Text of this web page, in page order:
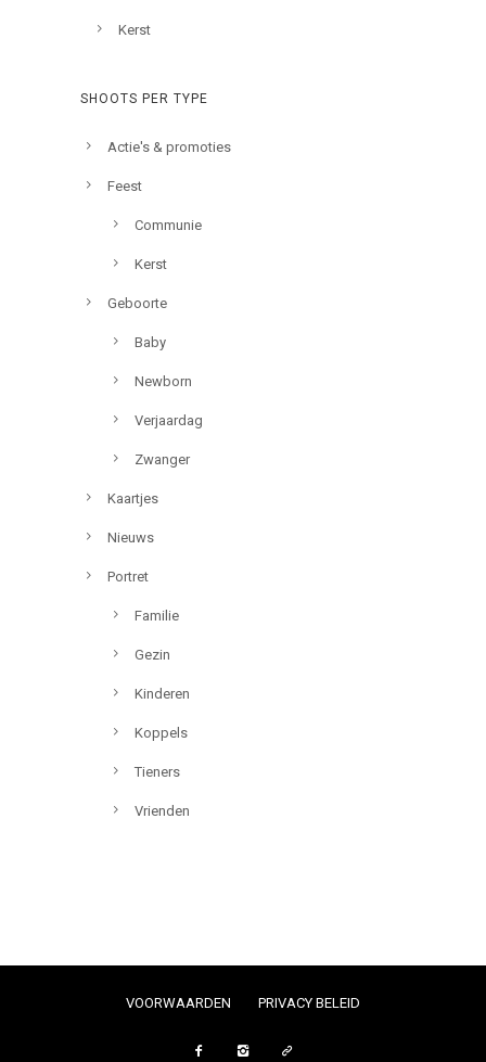
Kerst
SHOOTS PER TYPE
Actie's & promoties
Feest
Communie
Kerst
Geboorte
Baby
Newborn
Verjaardag
Zwanger
Kaartjes
Nieuws
Portret
Familie
Gezin
Kinderen
Koppels
Tieners
Vrienden
VOORWAARDEN PRIVACY BELEID